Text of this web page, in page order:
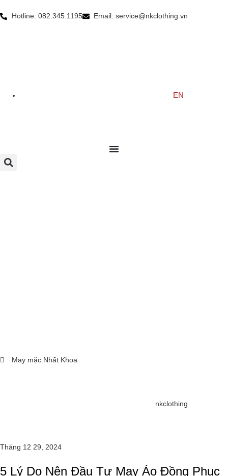
Hotline: 082.345.1195 Email: service@nkclothing.vn
EN
May mặc Nhất Khoa
nkclothing
Tháng 12 29, 2024
5 Lý Do Nên Đầu Tư May Áo Đồng Phục